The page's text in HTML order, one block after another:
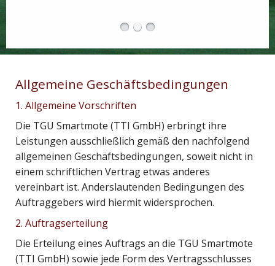
Allgemeine Geschäftsbedingungen
1. Allgemeine Vorschriften
Die TGU Smartmote (TTI GmbH) erbringt ihre
Leistungen ausschließlich gemäß den nachfolgend
allgemeinen Geschäftsbedingungen, soweit nicht in
einem schriftlichen Vertrag etwas anderes
vereinbart ist. Anderslautenden Bedingungen des
Auftraggebers wird hiermit widersprochen.
2. Auftragserteilung
Die Erteilung eines Auftrags an die TGU Smartmote
(TTI GmbH) sowie jede Form des Vertragsschlusses